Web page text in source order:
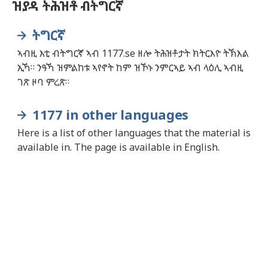
ዝያዳ ትሕዝቶ ብትግርኛ
ትግርኛ
ኣብዚ እቲ ብትግርኛ ኣብ 1177.se ዘሎ ትሕዝቶታት ክትርእዮ ትኽእል
ኢኻ። ንዓኻ ዝምልከቱ ኣየኖት ከም ዝኾኑ ንምርኣይ ኣብ ላዕሊ ኣብዚ
ገጽ ዞባ ምረጽ።
1177 in other languages
Here is a list of other languages that the material is
available in. The page is available in English.